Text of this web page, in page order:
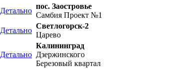
Детально
пос. Заостровье
Самбия Проект №1
Детально
Светлогорск-2
Царево
Детально
Калининград
Дзержинского
Березовый квартал